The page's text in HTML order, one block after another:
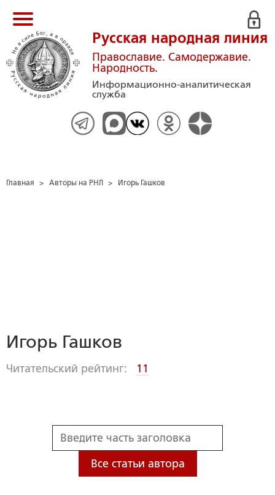
Русская народная линия
Православие. Самодержавие.
Народность.
Информационно-аналитическая
служба
Главная > Авторы на РНЛ > Игорь Гашков
Игорь Гашков
Читательский рейтинг: 11
Все статьи автора